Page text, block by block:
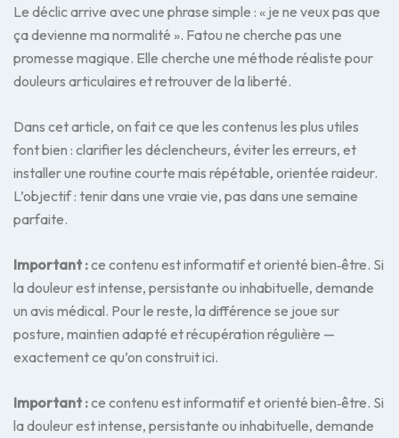
Le déclic arrive avec une phrase simple : « je ne veux pas que
ça devienne ma normalité ». Fatou ne cherche pas une
promesse magique. Elle cherche une méthode réaliste pour
douleurs articulaires et retrouver de la liberté.
Dans cet article, on fait ce que les contenus les plus utiles
font bien : clarifier les déclencheurs, éviter les erreurs, et
installer une routine courte mais répétable, orientée raideur.
L’objectif : tenir dans une vraie vie, pas dans une semaine
parfaite.
Important :ce contenu est informatif et orienté bien‑être. Si
la douleur est intense, persistante ou inhabituelle, demande
un avis médical. Pour le reste, la différence se joue sur
posture, maintien adapté et récupération régulière —
exactement ce qu’on construit ici.
Important :ce contenu est informatif et orienté bien‑être. Si
la douleur est intense, persistante ou inhabituelle, demande